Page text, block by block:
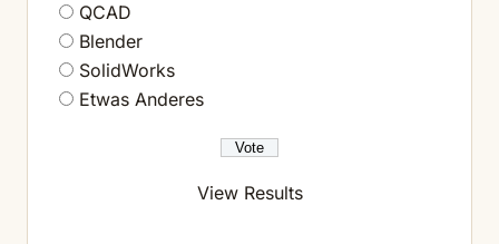
QCAD
Blender
SolidWorks
Etwas Anderes
View Results